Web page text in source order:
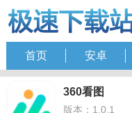
首页 安卓
360看图
版本：1.0.1